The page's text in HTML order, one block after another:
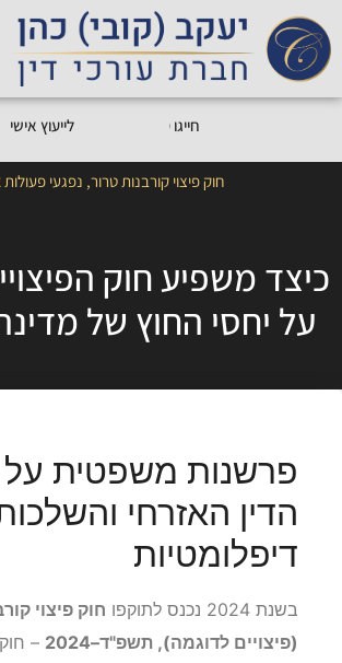
חייגו050- לייעוץ אישי
חוק פיצוי קורבנות טרור, נפגעי
כיצד משפיע חוק
על יחסי החוץ של
פרשנות משפטית על
הדין האזרחי
דיפלומטיות
בשנת 2024 נכנס לתוקפו
חוק פיצוי
(פיצויים לדוגמה), תשפ"ד–2024
–